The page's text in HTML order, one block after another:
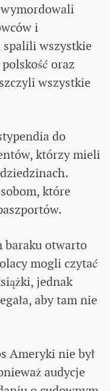
i
wszystkie
oraz
wszystkie
do
którzy mieli
które
baraku otwarto
mogli czytać
jednak
aby tam nie
Ameryki nie był
audycje